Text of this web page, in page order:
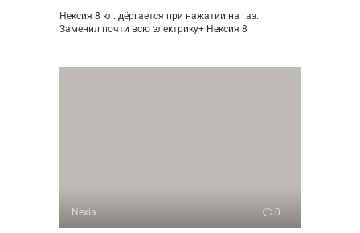
Нексия 8 кл. дёргается при нажатии на газ.
Заменил почти всю электрику+ Нексия 8
Nexia 0